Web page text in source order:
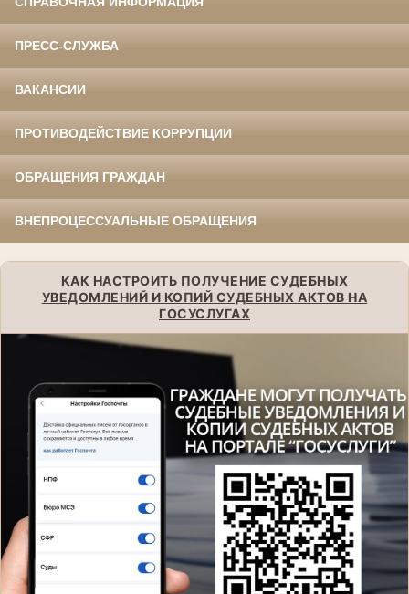
ПРЕСС-СЛУЖБА
ВАКАНСИИ
ПРОТИВОДЕЙСТВИЕ КОРРУПЦИИ
ОБРАЩЕНИЯ ГРАЖДАН
ВНЕПРОЦЕССУАЛЬНЫЕ ОБРАЩЕНИЯ
КАК НАСТРОИТЬ ПОЛУЧЕНИЕ СУДЕБНЫХ
УВЕДОМЛЕНИЙ И КОПИЙ СУДЕБНЫХ АКТОВ НА
ГОСУСЛУГАХ